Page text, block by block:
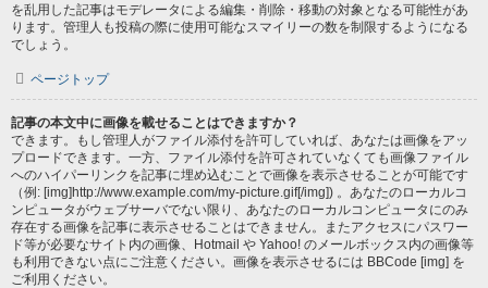
を乱用した記事はモデレータによる編集・削除・移動の対象となる可能性があ
ります。管理人も投稿の際に使用可能なスマイリーの数を制限するようになる
でしょう。
ページトップ
記事の本文中に画像を載せることはできますか？
できます。もし管理人がファイル添付を許可していれば、あなたは画像をアッ
プロードできます。一方、ファイル添付を許可されていなくても画像ファイル
へのハイパーリンクを記事に埋め込むことで画像を表示させることが可能です
（例: [img]http://www.example.com/my-picture.gif[/img]) 。あなたのローカルコ
ンピュータがウェブサーバでない限り、あなたのローカルコンピュータにのみ
存在する画像を記事に表示させることはできません。またアクセスにパスワー
ド等が必要なサイト内の画像、Hotmail や Yahoo! のメールボックス内の画像等
も利用できない点にご注意ください。画像を表示させるには BBCode [img] を
ご利用ください。